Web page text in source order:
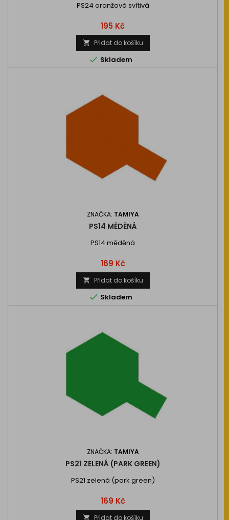
PS24 oranžová svítivá
Cena
195 Kč
 Přidat do košíku
 Skladem
ZNAČKA: TAMIYA
PS14 MĚDĚNÁ
PS14 měděná
Cena
169 Kč
 Přidat do košíku
 Skladem
ZNAČKA: TAMIYA
PS21 ZELENÁ (PARK GREEN)
PS21 zelená (park green)
Cena
169 Kč
 Přidat do košíku